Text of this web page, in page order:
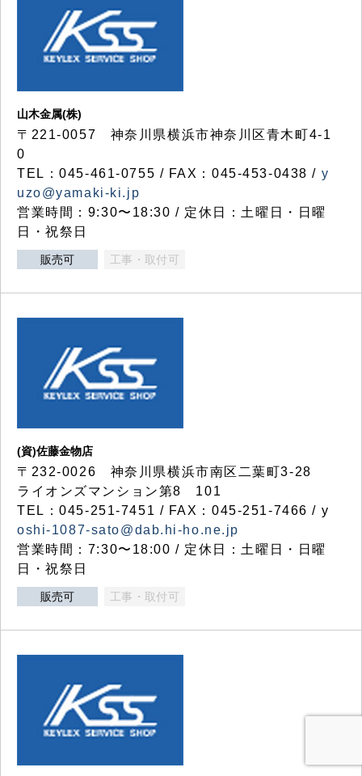
山木金属(株)
〒221-0057 神奈川県横浜市神奈川区青木町4-1
0
TEL：045-461-0755 / FAX：045-453-0438 / y
uzo@yamaki-ki.jp
営業時間：9:30〜18:30 / 定休日：土曜日・日曜
日・祝祭日
販売可 工事・取付可
(資)佐藤金物店
〒232-0026 神奈川県横浜市南区二葉町3-28
ライオンズマンション第8 101
TEL：045-251-7451 / FAX：045-251-7466 / y
oshi-1087-sato@dab.hi-ho.ne.jp
営業時間：7:30〜18:00 / 定休日：土曜日・日曜
日・祝祭日
販売可 工事・取付可